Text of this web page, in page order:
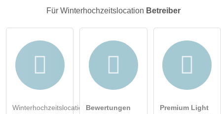
Winterhochzeitslocation-Eintrag zu stellen .
Für Winterhochzeitslocation Betreiber
Winterhochzeitslocation-Bewertungen
Premium Light